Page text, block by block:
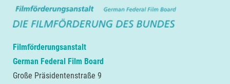
Filmförderungsanstalt
German Federal Film Board
Große Präsidentenstraße 9